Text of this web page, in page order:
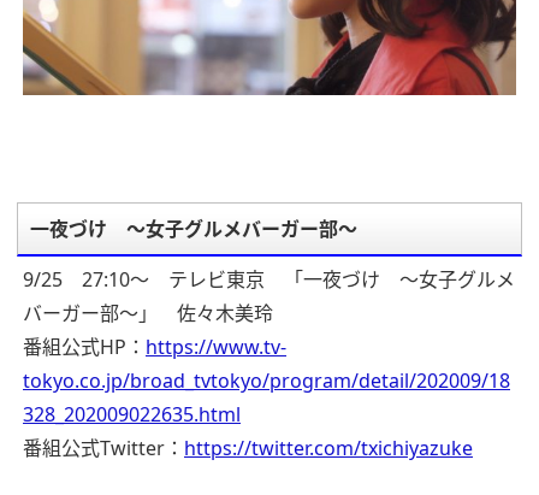
一夜づけ ～女子グルメバーガー部～
9/25 27:10～ テレビ東京 「一夜づけ ～女子グルメ
バーガー部～」 佐々木美玲
番組公式HP： https://www.tv-
tokyo.co.jp/broad_tvtokyo/program/detail/202009/18
328_202009022635.html
番組公式Twitter： https://twitter.com/txichiyazuke